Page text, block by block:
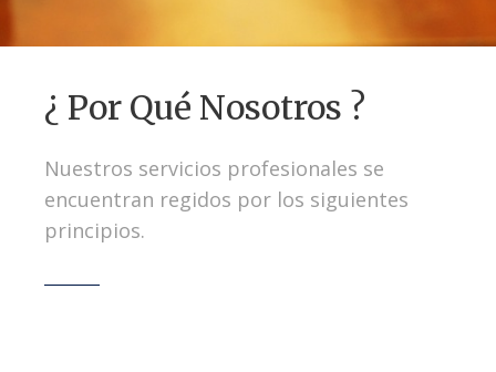
¿ Por Qué Nosotros ?
Nuestros servicios profesionales se
encuentran regidos por los siguientes
principios.